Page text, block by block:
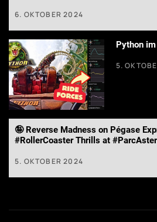
6. OKTOBER 2024
Python
5.
🤪 Reverse Madness on Pégase
#RollerCoaster Thrills at
5. OKTOBER 2024